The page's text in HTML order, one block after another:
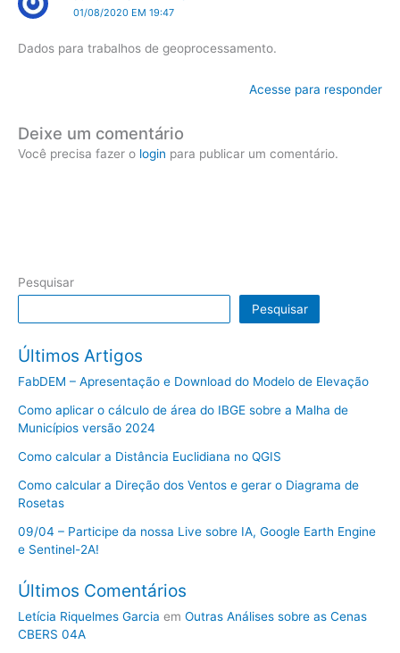
01/08/2020 EM 19:47
Dados para trabalhos de geoprocessamento.
Acesse para responder
Deixe um comentário
Você precisa fazer o login para publicar um comentário.
Pesquisar
Pesquisar
Últimos Artigos
FabDEM – Apresentação e Download do Modelo de Elevação
Como aplicar o cálculo de área do IBGE sobre a Malha de
Municípios versão 2024
Como calcular a Distância Euclidiana no QGIS
Como calcular a Direção dos Ventos e gerar o Diagrama de
Rosetas
09/04 – Participe da nossa Live sobre IA, Google Earth Engine
e Sentinel-2A!
Últimos Comentários
Letícia Riquelmes Garcia em Outras Análises sobre as Cenas
CBERS 04A